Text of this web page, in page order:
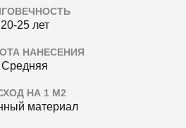
20-25 лет
НАНЕСЕНИЯ
Средняя
НА 1 М2
материал